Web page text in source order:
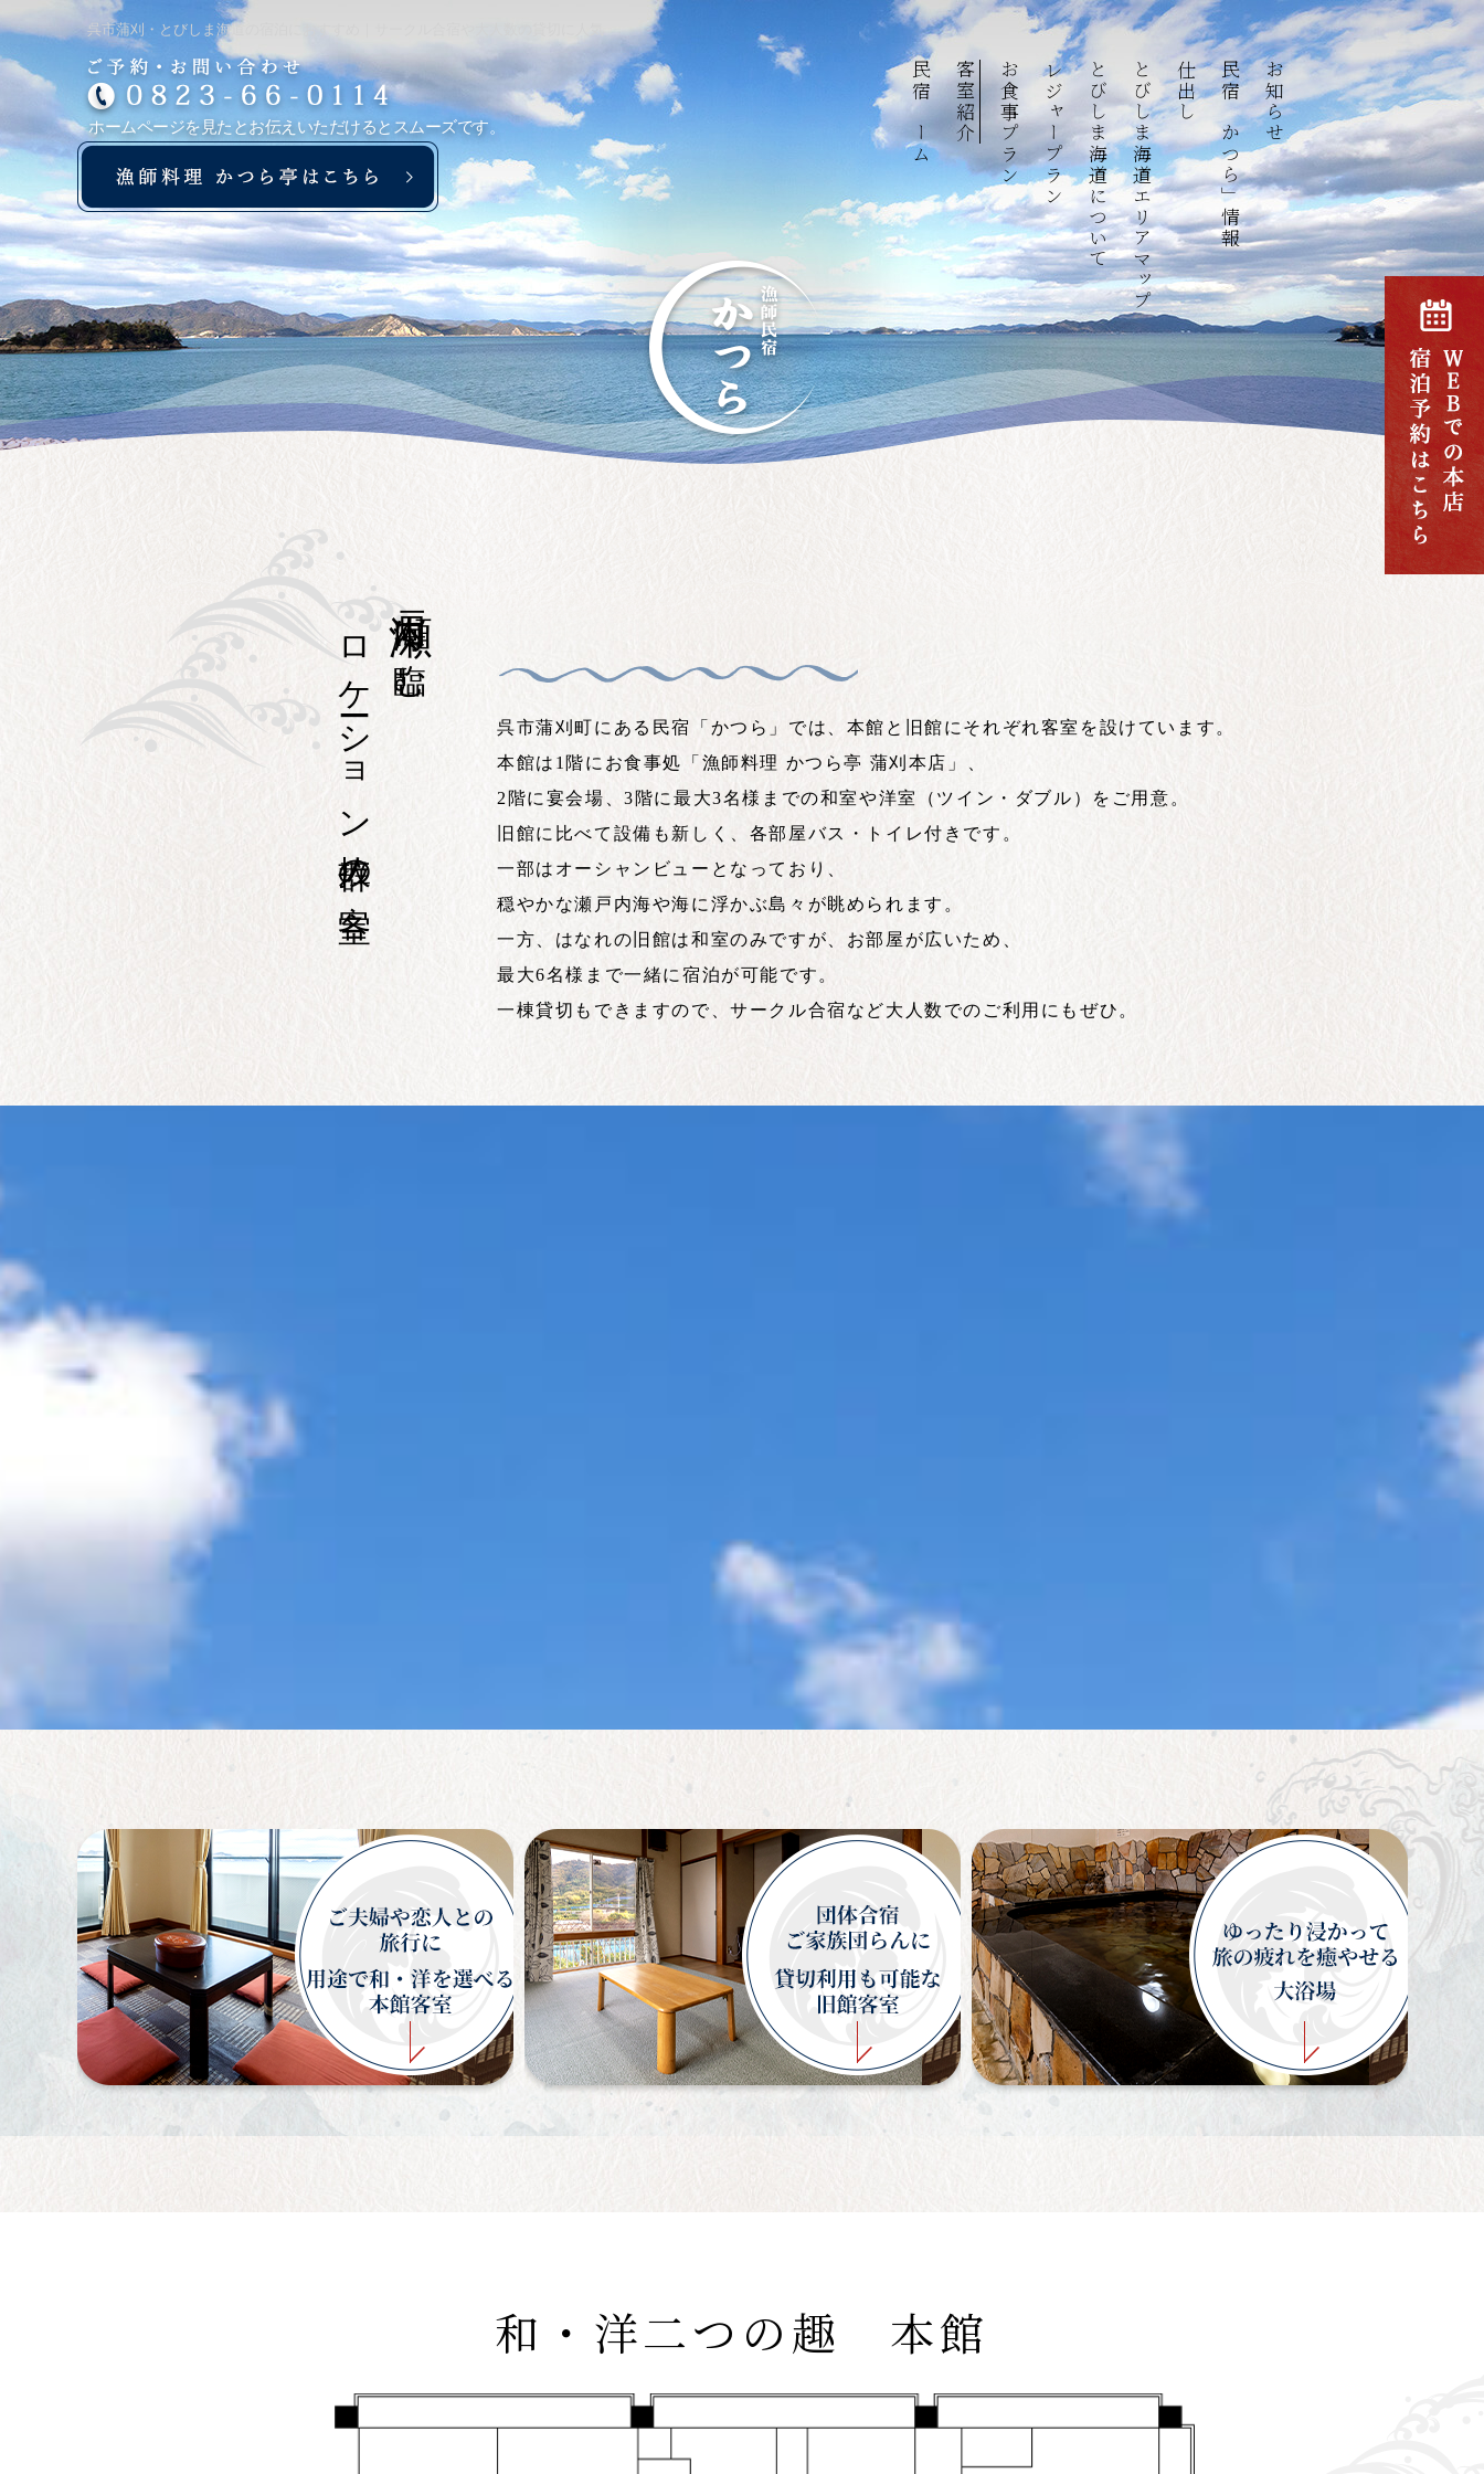
呉市蒲刈・とびしま海道の宿泊におすすめ｜サークル合宿や大人数の貸切に人気
ホームページを見たとお伝えいただけるとスムーズです。 民宿ホーム客室紹介お食事プランレジャープランとびしま海道についてとびしま海道エリアマップ 仕出し 民宿「かつら」情報お知らせ
戸内海に臨む
ロケーション抜群の客室
呉市蒲刈町にある民宿「かつら」では、本館と旧館にそれぞれ客室を設けています。
本館は1階にお食事処「漁師料理 かつら亭 蒲刈本店」、
2階に宴会場、3階に最大3名様までの和室や洋室（ツイン・ダブル）をご用意。
旧館に比べて設備も新しく、各部屋バス・トイレ付きです。
一部はオーシャンビューとなっており、
穏やかな瀬戸内海や海に浮かぶ島々が眺められます。
一方、はなれの旧館は和室のみですが、お部屋が広いため、
最大6名様まで一緒に宿泊が可能です。
一棟貸切もできますので、サークル合宿など大人数でのご利用にもぜひ。
和・洋二つの趣 本館